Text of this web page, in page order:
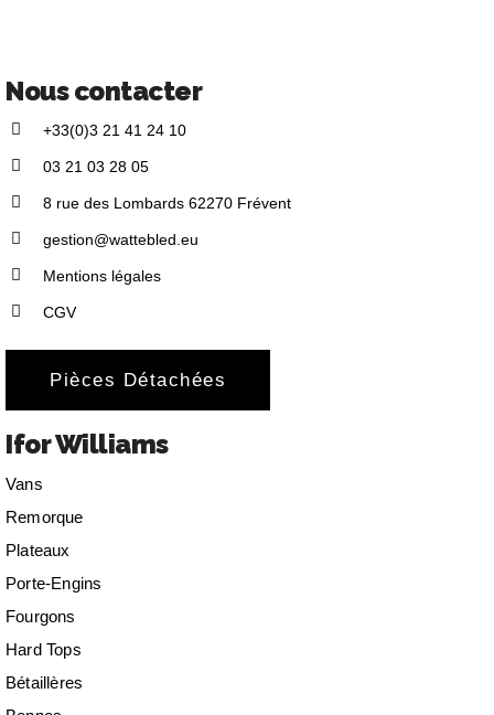
Nous contacter
+33(0)3 21 41 24 10
03 21 03 28 05
8 rue des Lombards 62270 Frévent
gestion@wattebled.eu
Mentions légales
CGV
Pièces Détachées
Ifor Williams
Vans
Remorque
Plateaux
Porte-Engins
Fourgons
Hard Tops
Bétaillères